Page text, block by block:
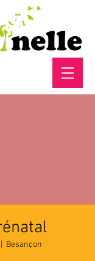
Besançon